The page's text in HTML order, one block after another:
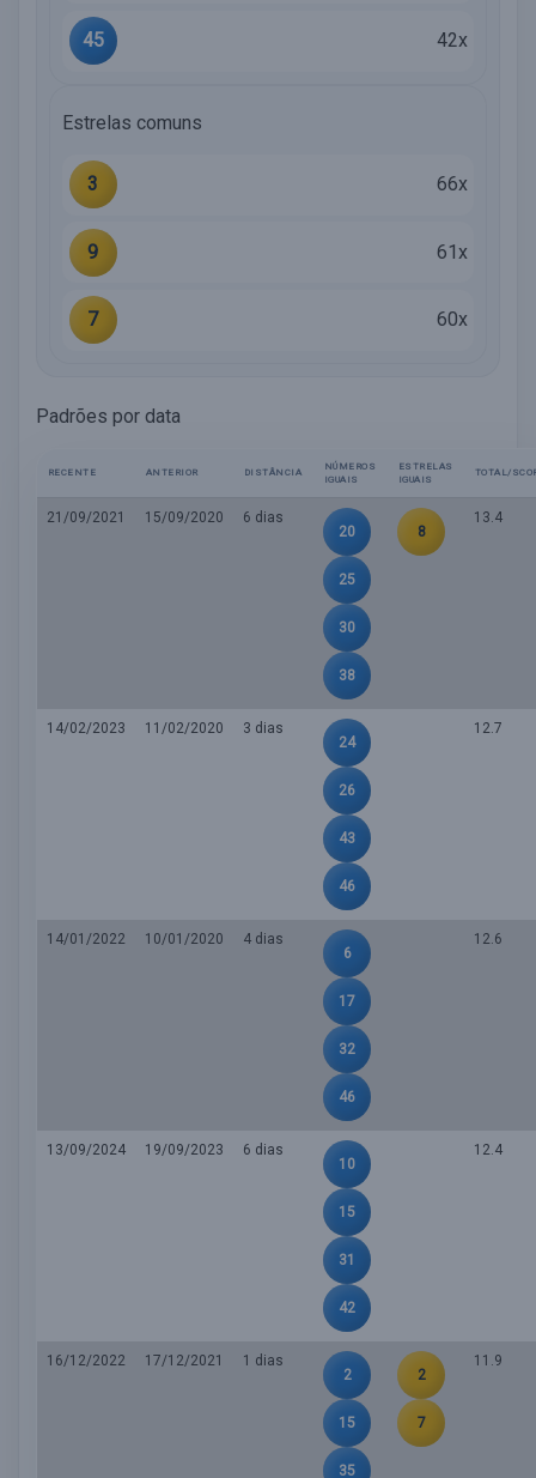
45 42x
Estrelas comuns
3 66x
9 61x
7 60x
Padrões por data
RECENTE ANTERIOR DISTÂNCIA
NÚMEROS
IGUAIS
ESTRELAS
IGUAIS
TOTAL/
21/09/2021 15/09/2020
6 dias
20
25
30
38
8
13.4
14/02/2023 11/02/2020
3 dias
24
26
43
46
12.7
14/01/2022 10/01/2020
4 dias
6
17
32
46
12.6
13/09/2024 19/09/2023
6 dias
10
15
31
42
12.4
16/12/2022 17/12/2021
1 dias
2
15
35
2
7
11.9